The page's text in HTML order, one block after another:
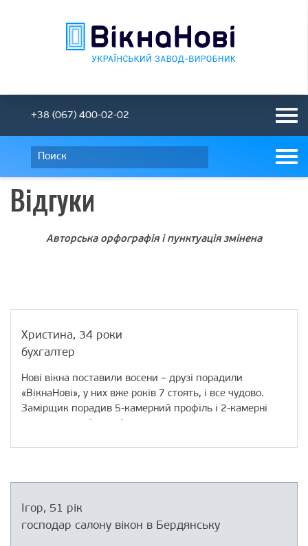
+38 (067) 400-02-02
Відгуки
Авторська орфографія і пунктуація змінена
Христина, 34 роки
бухгалтер
Нові вікна поставили восени – друзі порадили
«ВікнаНові», у них вже років 7 стоять, і все чудово.
Замірщик порадив 5-камерний профіль і 2-камерні
Коли похолодало, а опалення ще не включили, в
квартирі було набагато тепліше, ніж раніше.
Ігор, 51 рік
господар салону вікон в Бердянську